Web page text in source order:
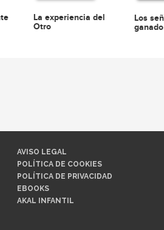
La experiencia del
Otro
Los
ganado
AVISO LEGAL
POLÍTICA DE COOKIES
POLÍTICA DE PRIVACIDAD
EBOOKS
AKAL INFANTIL